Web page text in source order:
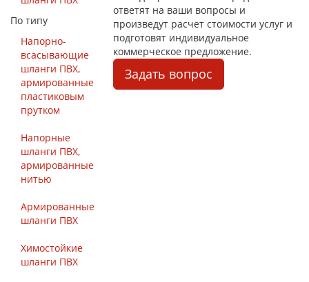
По типу
Напорно-
всасывающие
шланги ПВХ,
армированные
пластиковым
прутком
Напорные
шланги ПВХ,
армированные
нитью
Армированные
шланги ПВХ
Химостойкие
шланги ПВХ
ответят на ваши вопросы и
произведут расчет стоимости услуг и
подготовят индивидуальное
коммерческое предложение.
Задать вопрос